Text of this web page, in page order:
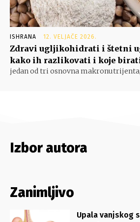
ISHRANA 12. VELJAČE 2026.
Zdravi ugljikohidrati i štetni
kako ih razlikovati i koje
jedan od tri osnovna
Izbor autora
Zanimljivo
Upala vanjskog